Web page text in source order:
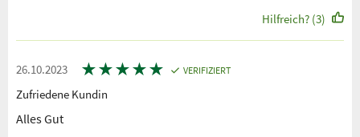
Hilfreich? (3)
26.10.2023 ★★★★★ VERIFIZIERT
Zufriedene Kundin
Alles Gut